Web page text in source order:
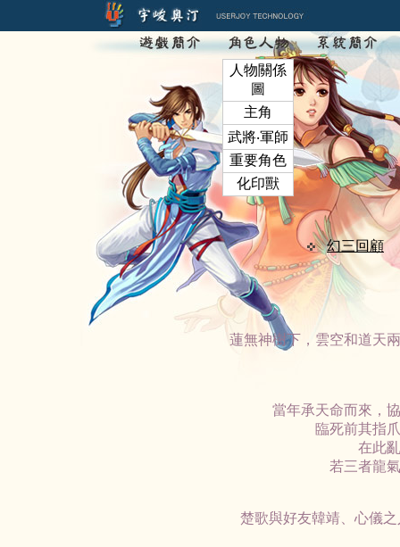
幻三回顧
蓮無神樹下，雲空和道天
當年承天命而來，
臨死前其指
在此
若三者龍
楚歌與好友韓靖、心儀
人物關係
圖
主角
武將‧軍師
重要角色
化印獸